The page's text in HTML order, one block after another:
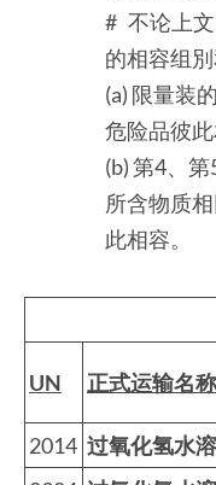
# 不论上
的相容组
(a) 限量装
危险品彼
(b) 第4、
所含物质
此相容。
UN 正式运输名称
2014 过氧化氢水